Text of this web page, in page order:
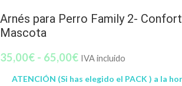
Arnés para Perro Family 2-
Mascota
35,00€ - 65,00€ IVA incluido
ATENCIÓN (Si has elegido el PACK ) a la